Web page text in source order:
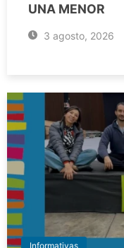
UNA MENOR
3 agosto, 2026
Informativas